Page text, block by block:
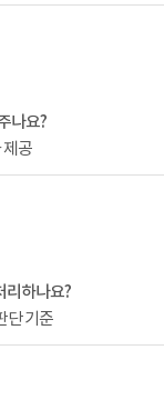
나요?
제공
리하나요?
단 기준